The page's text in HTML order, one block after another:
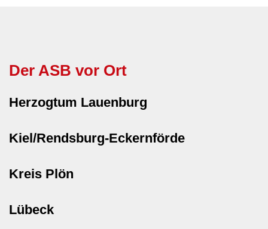
Der ASB vor Ort
Herzogtum Lauenburg
Kiel/Rendsburg-Eckernförde
Kreis Plön
Lübeck